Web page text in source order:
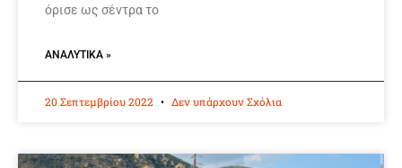
όρισε ως σέντρα το
ΑΝΑΛΥΤΙΚΆ »
20 Σεπτεμβρίου 2022 Δεν υπάρχουν Σχόλια